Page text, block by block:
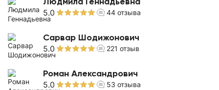
5.0 44 отзыва
Сарвар Шодижонович
5.0 221 отзыв
Роман Александрович
5.0 53 отзыва